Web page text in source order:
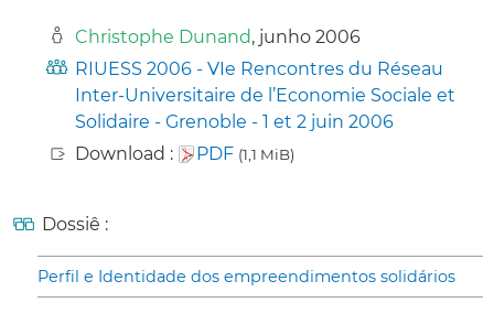
Christophe Dunand, junho 2006
RIUESS 2006 - VIe Rencontres du Réseau
Inter-Universitaire de l’Economie Sociale et
Solidaire - Grenoble - 1 et 2 juin 2006
Download :
PDF (1,1 MiB)
Dossiê :
Perfil e Identidade dos empreendimentos solidários